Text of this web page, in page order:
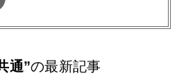
通”の最新記事